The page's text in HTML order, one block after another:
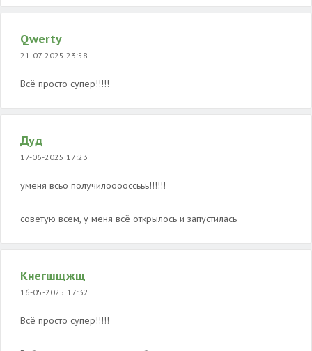
Qwerty
21-07-2025 23:58
Всё просто супер️!!!!!
Дуд
17-06-2025 17:23
уменя всьо получилооооссььь!!!!!!
советую всем, у меня всё открылось и запустилась
Кнегшщжщ
16-05-2025 17:32
Всё просто супер️!!!!!